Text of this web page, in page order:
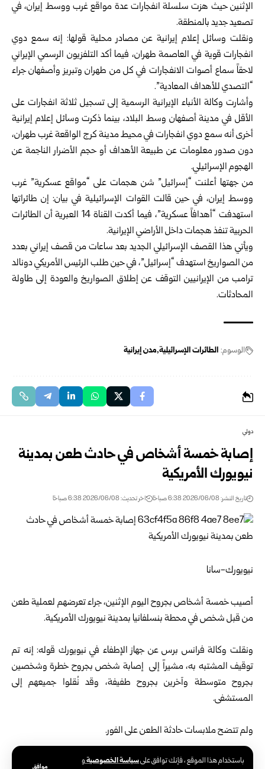
باستخدام هذا الموقع ، فإنك توافق علىسياسة الخصوصيةو
موافق
الإثنين حيث هزت سلسلة انفجارات عدة مواقع غرب ووسط إيران، في
تصعيد جديد بالمنطقة.
ونقلت وسائل إعلام إيرانية عن مصادر محلية قولها: إنه سمع دوي
انفجارات قوية في العاصمة طهران، فيما أكد التلفزيون الرسمي الإيراني
لاحقاً سماع أصوات الانفجارات في كل من طهران وتبريز وأصفهان جراء
“التصدي للأهداف المعادية”.
وأشارت وكالة الأنباء الإيرانية الرسمية إلى تسجيل ثلاثة انفجارات على
الأقل في مدينة أصفهان وسط البلاد، بينما ذكرت وسائل إعلام إيرانية
أخرى أنه سمع دوي انفجارات في محيط مدينة كرج الواقعة غرب طهران،
دون صدور معلومات عن طبيعة الأهداف أو حجم الأضرار الناجمة عن
الهجوم الإسرائيلي.
من جهتها أعلنت “إسرائيل” شن هجمات على “مواقع عسكرية” غرب
ووسط إيران، في حين قالت القوات الإسرائيلية في بيان: إن طائراتها
استهدفت “أهدافاً عسكرية”، فيما أكدت القناة 14 العبرية أن الطائرات
الحربية تنفذ هجمات داخل الأراضي الإيرانية.
ويأتي هذا القصف الإسرائيلي الجديد بعد ساعات من قصف إيراني بعدد
من الصواريخ استهدف “إسرائيل”، في حين طلب الرئيس الأمريكي دونالد
ترامب من الإيرانيين التوقف عن إطلاق الصواريخ والعودة إلى طاولة
المحادثات.
الوسوم: الطائرات الإسرائيلية مدن إيرانية
دولي
إصابة خمسة أشخاص في حادث طعن بمدينة
نيويورك الأمريكية
تاريخ النشر: 2026/06/08 6:38 صباحًا اخر تحديث: 2026/06/08 6:38 صباحًا
نيويورك-سانا
أصيب خمسة أشخاص بجروح اليوم الإثنين، جراء تعرضهم لعملية طعن
من قبل شخص في محطة بنسلفانيا بمدينة نيويورك الأمريكية.
ونقلت وكالة فرانس برس عن جهاز الإطفاء في نيويورك قوله: إنه تم
توقيف المشتبه به، مشيراً إلى إصابة شخص بجروح خطرة وشخصين
بجروح متوسطة وآخرين بجروح طفيفة، وقد نُقلوا جميعهم إلى
المستشفى.
ولم تتضح ملابسات حادثة الطعن على الفور.
وجاءت الواقعة في واحد من أكثر مراكز النقل ازدحاماً في الولايات